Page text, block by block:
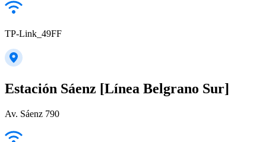
TP-Link_49FF
Estación Sáenz [Línea Belgrano Sur]
Av. Sáenz 790